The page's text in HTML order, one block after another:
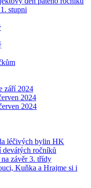
stupni
září 2024
2024
2024
léčivých bylin HK
devátých ročníků
závěr 3. třídy
Kuňka a Hrajme si i